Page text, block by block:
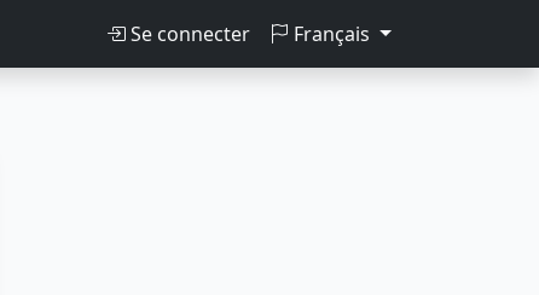
Se connecter Français